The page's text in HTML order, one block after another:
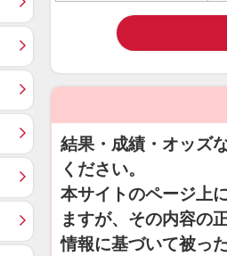
結果・成績・オッズ
ください。
本サイトのページ上
ますが、その内容の
情報に基づいて被っ